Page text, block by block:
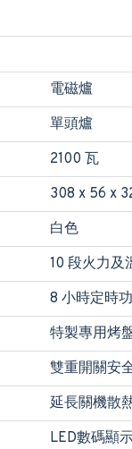
電磁爐
單頭爐
2100 瓦
308 x 56 x
白色
10 段火力及
8 小時定時
特製專用烤
雙重開關安
延長關機散
LED數碼顯